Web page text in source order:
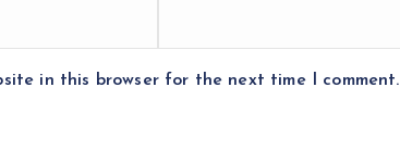
in this browser for the next time I comment.